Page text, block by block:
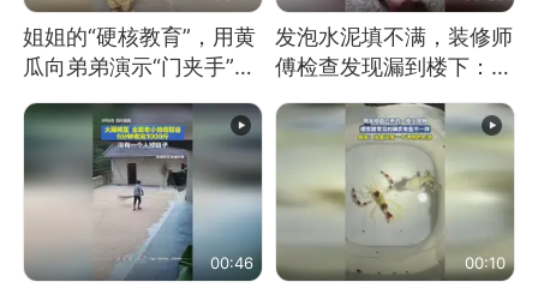
姐姐的“硬核教育”，用黄
瓜向弟弟演示“门夹手”，
网友：果然言传不如身
教！
发泡水泥填不满，装修师
傅检查发现漏到楼下：出
风口未延伸到外墙
00:46 00:10